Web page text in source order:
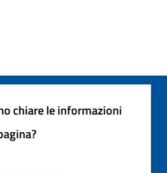
chiare le informazioni